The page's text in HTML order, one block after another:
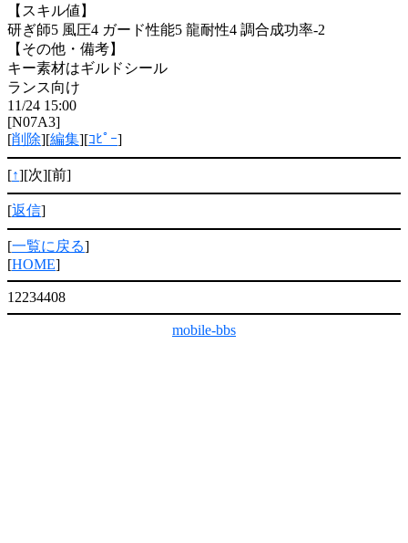
【スキル値】
研ぎ師5 風圧4 ガード性能5 龍耐性4 調合成功率-2
【その他・備考】
キー素材はギルドシール
ランス向け
11/24 15:00
[N07A3]
[削除][編集][ｺﾋﾟｰ]
[↑][次][前]
[返信]
[一覧に戻る]
[HOME]
12234408
mobile-bbs